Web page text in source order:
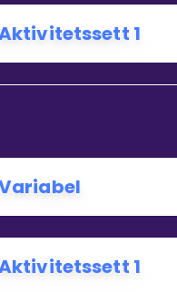
Bestill
1
1